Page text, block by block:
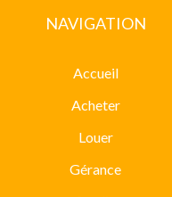
NAVIGATION
Accueil
Acheter
Louer
Gérance